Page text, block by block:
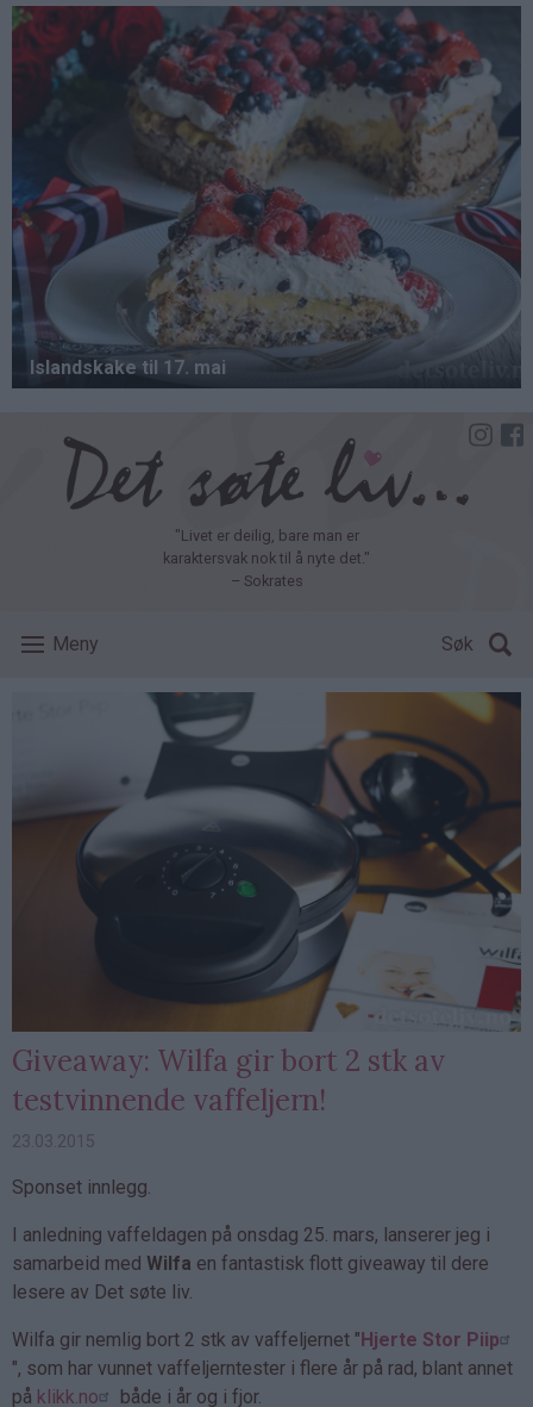
Hopp
hovedinnhold
"Livet er deilig, bare man er
karaktersvak nok til å nyte det."
– Sokrates
Meny Søk
Giveaway: Wilfa gir bort 2 stk av
testvinnende vaffeljern!
23.03.2015
Sponset innlegg.
I anledning vaffeldagen på onsdag 25. mars, lanserer jeg i
samarbeid med Wilfa en fantastisk flott giveaway til dere
lesere av Det søte liv.
Wilfa gir nemlig bort 2 stk av vaffeljernet "Hjerte Stor Piip
", som har vunnet vaffeljerntester i flere år på rad, blant annet
på klikk.no både i år og i fjor.